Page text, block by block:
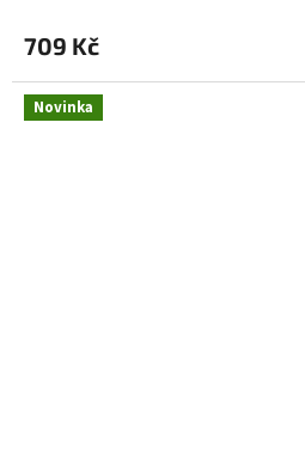
709 Kč
Novinka